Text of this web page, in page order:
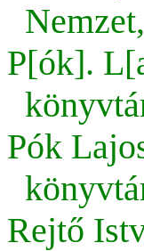
P[ók].
Pók
Rejtő